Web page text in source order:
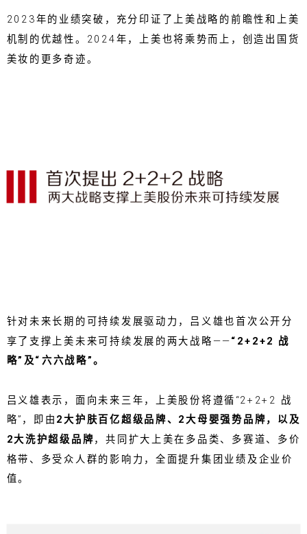
2023年的业绩突破，充分印证了上美战略的前瞻性和上美
机制的优越性。2024年，上美也将乘势而上，创造出国货
美妆的更多奇迹。
针对未来长期的可持续发展驱动力，吕义雄也首次公开分
享了支撑上美未来可持续发展的两大战略——“2+2+2 战
略”及“六六战略”。
吕义雄表示，面向未来三年，上美股份将遵循“2+2+2 战
略”，即由 2大护肤百亿超级品牌、2大母婴强势品牌，以及
2大洗护超级品牌，共同扩大上美在多品类、多赛道、多价
格带、多受众人群的影响力，全面提升集团业绩及企业价
值。